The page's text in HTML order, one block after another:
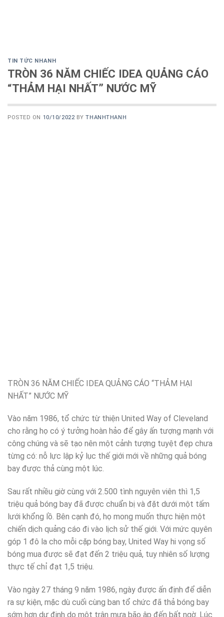
TIN TỨC NHANH
TRÒN 36 NĂM CHIẾC IDEA QUẢNG CÁO
“THẢM HẠI NHẤT” NƯỚC MỸ
POSTED ON 10/10/2022 BYTHANHTHANH
TRÒN 36 NĂM CHIẾC IDEA QUẢNG CÁO “THẢM HẠI
NHẤT” NƯỚC MỸ
Vào năm 1986, tổ chức từ thiện United Way of Cleveland
cho rằng họ có ý tưởng hoàn hảo để gây ấn tượng mạnh với
công chúng và sẽ tạo nên một cảnh tượng tuyệt đẹp chưa
từng có: nỗ lực lập kỷ lục thế giới mới về những quả bóng
bay được thả cùng một lúc.
Sau rất nhiều giờ cùng với 2.500 tình nguyên viên thì 1,5
triệu quả bóng bay đã được chuẩn bị và đặt dưới một tấm
lưới khổng lồ. Bên cạnh đó, họ mong muốn thực hiện một
chiến dịch quảng cáo đi vào lịch sử thế giới. Với mức quyên
góp 1 đô la cho mỗi cặp bóng bay, United Way hi vọng số
bóng mua được sẽ đạt đến 2 triệu quả, tuy nhiên số lượng
thực tế chỉ đạt 1,5 triệu.
Vào ngày 27 tháng 9 năm 1986, ngày được ấn định để diễn
ra sự kiện, mặc dù cuối cùng ban tổ chức đã thả bóng bay
sớm hơn dự định do một trận mưa bão ập đến bất ngờ. Lúc